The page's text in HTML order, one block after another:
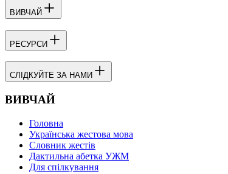
ВИВЧАЙ
РЕСУРСИ
СЛІДКУЙТЕ ЗА НАМИ
ВИВЧАЙ
Головна
Українська жестова мова
Словник жестів
Дактильна абетка УЖМ
Для спілкування